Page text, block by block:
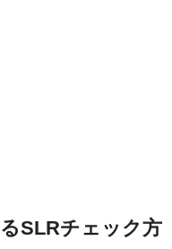
SLRチェック方